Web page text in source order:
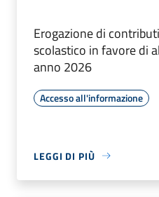
Erogazione di
scolastico in favore di
anno 2026
Accesso all'informazione
LEGGI DI PIÙ